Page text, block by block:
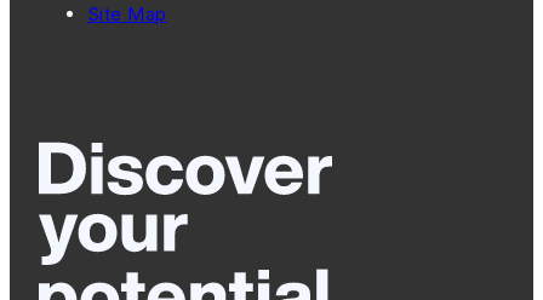
Site Map